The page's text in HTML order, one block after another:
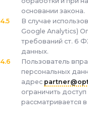
основании закона.
В случае
Google Analytics)
требований ст. 6
данных.
Пользователь
персональных
адрес
ограничить
рассматривается